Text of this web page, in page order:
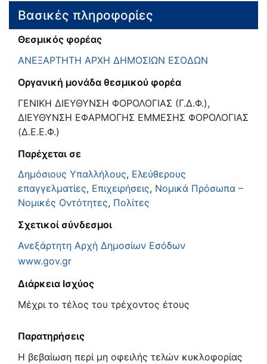
Βασικές πληροφορίες
Θεσμικός φορέας
ΑΝΕΞΑΡΤΗΤΗ ΑΡΧΗ ΔΗΜΟΣΙΩΝ ΕΣΟΔΩΝ
Οργανική μονάδα θεσμικού φορέα
ΓΕΝΙΚΗ ΔΙΕΥΘΥΝΣΗ ΦΟΡΟΛΟΓΙΑΣ (Γ.Δ.Φ.),
ΔΙΕΥΘΥΝΣΗ ΕΦΑΡΜΟΓΗΣ ΕΜΜΕΣΗΣ ΦΟΡΟΛΟΓΙΑΣ
(Δ.Ε.Ε.Φ.)
Παρέχεται σε
Δημόσιους Υπαλλήλους, Ελεύθερους
επαγγελματίες, Επιχειρήσεις, Νομικά Πρόσωπα –
Νομικές Οντότητες, Πολίτες
Σχετικοί σύνδεσμοι
Ανεξάρτητη Αρχή Δημοσίων Εσόδων
www.gov.gr
Διάρκεια Ισχύος
Μέχρι το τέλος του τρέχοντος έτους
Παρατηρήσεις
Η βεβαίωση περί μη οφειλής τελών κυκλοφορίας